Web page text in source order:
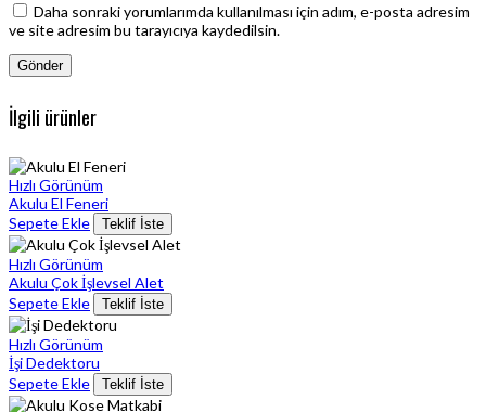
Daha sonraki yorumlarımda kullanılması için adım, e-posta adresim
ve site adresim bu tarayıcıya kaydedilsin.
İlgili ürünler
Hızlı Görünüm
Akulu El Feneri
Sepete Ekle
Teklif İste
Hızlı Görünüm
Akulu Çok İşlevsel Alet
Sepete Ekle
Teklif İste
Hızlı Görünüm
İşi Dedektoru
Sepete Ekle
Teklif İste